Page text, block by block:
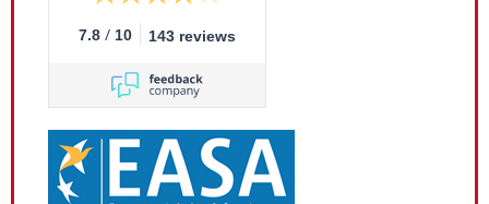
7.8 / 10 143 reviews